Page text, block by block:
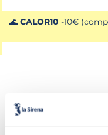
🌊 CALOR10 -10€